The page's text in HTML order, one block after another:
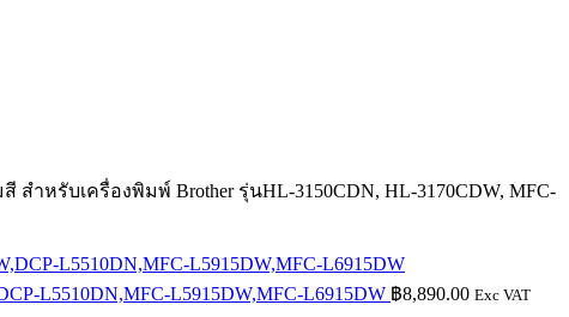
สำหรับเครื่องพิมพ์ Brother รุ่นHL-3150CDN, HL-3170CDW, MFC-
L5510DN,MFC-L5915DW,MFC-L6915DW ฿8,890.00 Exc VAT